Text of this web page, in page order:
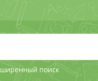
поиск